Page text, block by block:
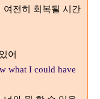
여전히 회복될 시간
어
what I could have